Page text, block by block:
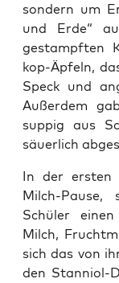
son­dern um
und Erde“
gestampf­ten
kop-Äpfeln,
Speck und
Außer­dem
sup­pig aus
säu­er­lich
In der ers­ten
Milch-
Schü­ler
Milch,
sich das von
den Stan­ni­ol-